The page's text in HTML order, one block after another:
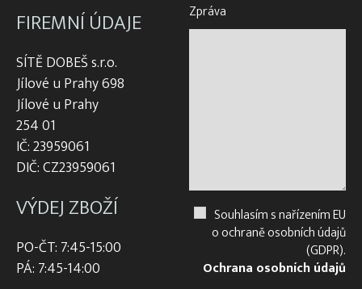
FIREMNÍ ÚDAJE
SÍTĚ DOBEŠ s.r.o.
Jílové u Prahy 698
Jílové u Prahy
254 01
IČ: 23959061
DIČ: CZ23959061
VÝDEJ ZBOŽÍ
PO-ČT: 7:45-15:00
PÁ: 7:45-14:00
Zpráva
Souhlasím s nařízením EU
o ochraně osobních údajů
(GDPR).
Ochrana osobních údajů